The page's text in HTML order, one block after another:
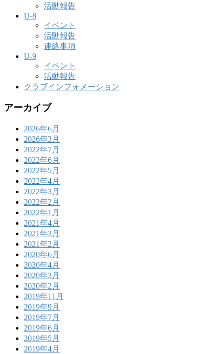
活動報告
U-8
イベント
活動報告
連絡事項
U-9
イベント
活動報告
クラブインフォメーション
アーカイブ
2026年6月
2026年3月
2022年7月
2022年6月
2022年5月
2022年4月
2022年3月
2022年2月
2022年1月
2021年4月
2021年3月
2021年2月
2020年6月
2020年4月
2020年3月
2020年2月
2019年11月
2019年9月
2019年7月
2019年6月
2019年5月
2019年4月